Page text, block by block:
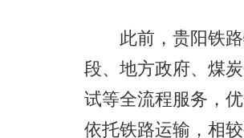
此前，贵阳铁路
段、地方政府、煤
试等全流程服务，
依托铁路运输，相